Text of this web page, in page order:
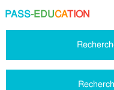
PASS-EDUCATION